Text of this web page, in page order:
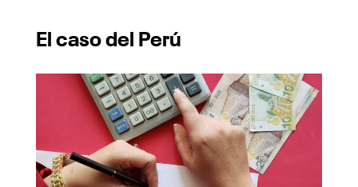
El caso del Perú